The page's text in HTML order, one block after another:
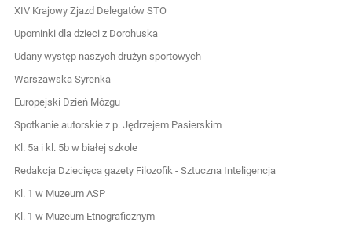
XIV Krajowy Zjazd Delegatów STO
Upominki dla dzieci z Dorohuska
Udany występ naszych drużyn sportowych
Warszawska Syrenka
Europejski Dzień Mózgu
Spotkanie autorskie z p. Jędrzejem Pasierskim
Kl. 5a i kl. 5b w białej szkole
Redakcja Dziecięca gazety Filozofik - Sztuczna Inteligencja
Kl. 1 w Muzeum ASP
Kl. 1 w Muzeum Etnograficznym